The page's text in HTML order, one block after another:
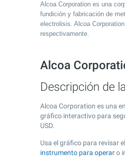
Alcoa Corporation es una
fundición y fabricación de
electrolisis. Alcoa
respectivamente.
Alcoa
Descripción de
Alcoa Corporation es una
gráfico interactivo para
USD.
Usa el gráfico para revisar
instrumento para operaro